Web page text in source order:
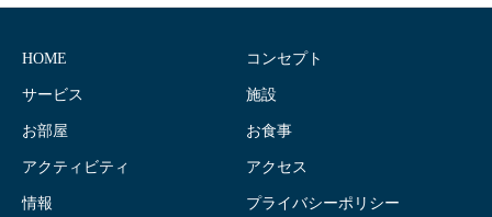
HOME コンセプト
サービス 施設
お部屋 お食事
アクティビティ アクセス
情報 プライバシーポリシー